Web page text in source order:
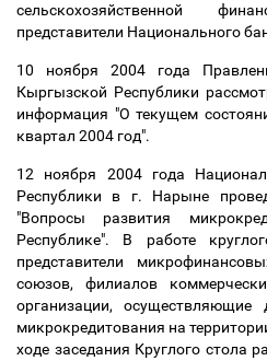
сельскохозяйственной
представители Национального
10 ноября 2004 года
Кыргызской Республики
информация "О текущем
квартал 2004 год".
12 ноября 2004 года
Республики в г. Нарыне
"Вопросы развития
Республике". В работе
представители
союзов, филиалов
организации, осуществляющие
микрокредитования на
ходе заседания Круглого стола